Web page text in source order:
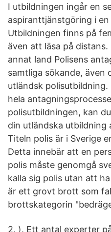
I utbildningen ingår en
aspiranttjänstgöring i
Utbildningen finns på
även att läsa på
annat land Polisens
samtliga sökande, även
utländsk
hela
polisutbildningen, kan
din utländska utbildning
Titeln polis är i Sverige
Detta innebär att en
polis måste genomgå
kalla sig polis utan att
är ett grovt brott som
brottskategorin
2. ). Ett antal experter